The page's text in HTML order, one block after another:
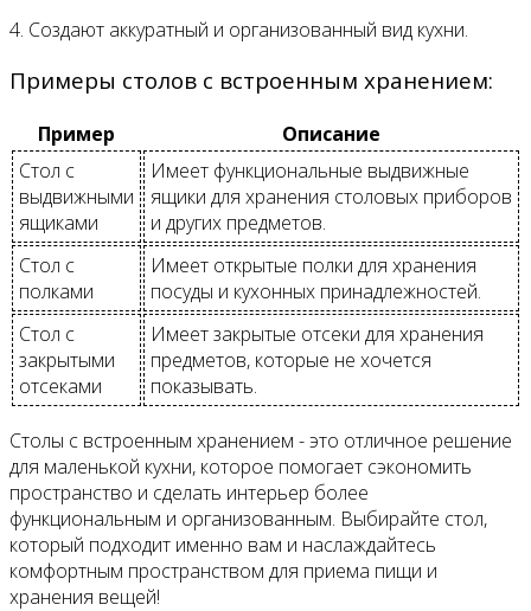
4. Создают аккуратный и организованный вид кухни.
Примеры столов с встроенным хранением:
Пример
Описание
Стол с
выдвижными
ящиками
Имеет функциональные выдвижные
ящики для хранения столовых приборов
и других предметов.
Стол с
полками
Имеет открытые полки для хранения
посуды и кухонных принадлежностей.
Стол с
закрытыми
отсеками
Имеет закрытые отсеки для хранения
предметов, которые не хочется
показывать.
Столы с встроенным хранением - это отличное решение
для маленькой кухни, которое помогает сэкономить
пространство и сделать интерьер более
функциональным и организованным. Выбирайте стол,
который подходит именно вам и наслаждайтесь
комфортным пространством для приема пищи и
хранения вещей!